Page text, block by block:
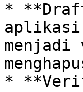
*
aplikasi
*